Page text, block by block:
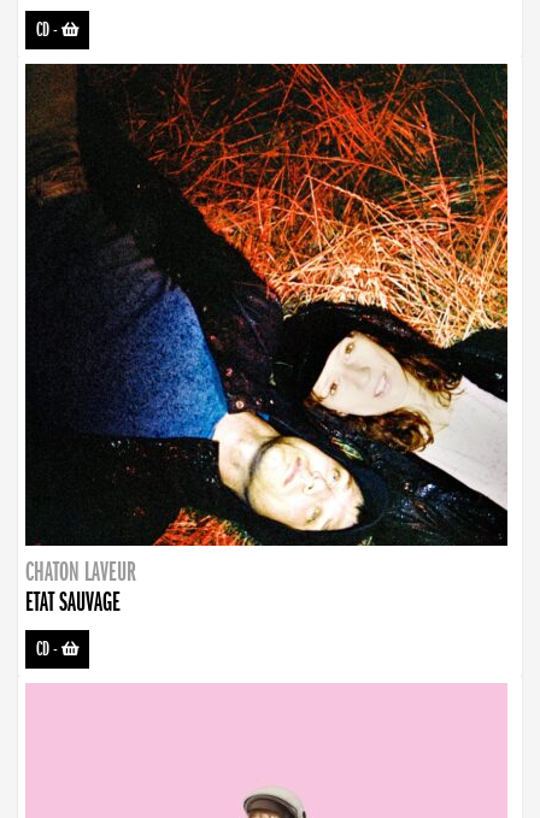
CD-
CHATON LAVEUR
ETAT SAUVAGE
CD-